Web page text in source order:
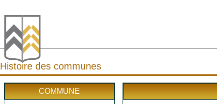
Histoire des communes
COMMUNE